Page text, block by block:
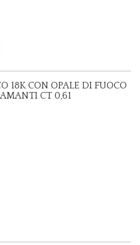
18K CON OPALE DI FUOCO
CT 0,61